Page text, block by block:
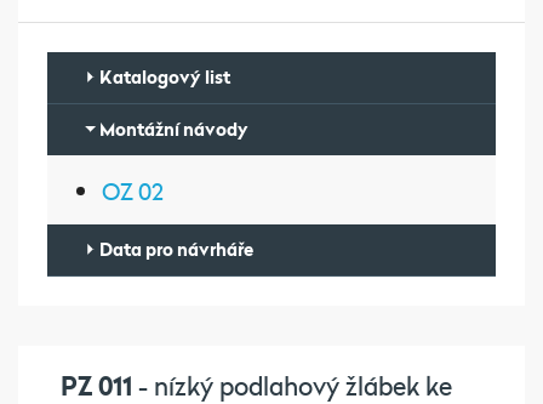
Katalogový list
Montážní návody
OZ 02
Data pro návrháře
PZ 011 - nízký podlahový žlábek ke